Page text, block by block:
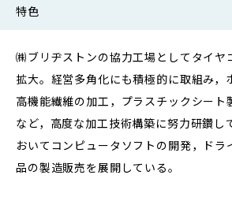
特色
㈱ブリヂストンの協力工場としてタイヤ
拡大。経営多角化にも積極的に取組み，
高機能繊維の加工，プラスチックシート
など，高度な加工技術構築に努力研鑽し
おいてコンピュータソフトの開発，ドラ
品の製造販売を展開している。